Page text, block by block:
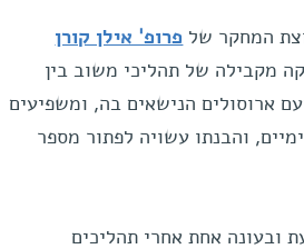
המחקר של פרופ' אילן קורן
מקבילה של תהליכי משוב בין
ארוסולים הנישאים בה, ומשפיעים
והבנתו עשויה לפתור מספר
ובעונה אחת אחרי תהליכים